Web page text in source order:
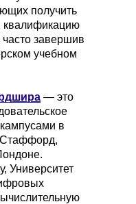
получить
часто завершив
учебном
— это
в
Стаффорд,
Университет